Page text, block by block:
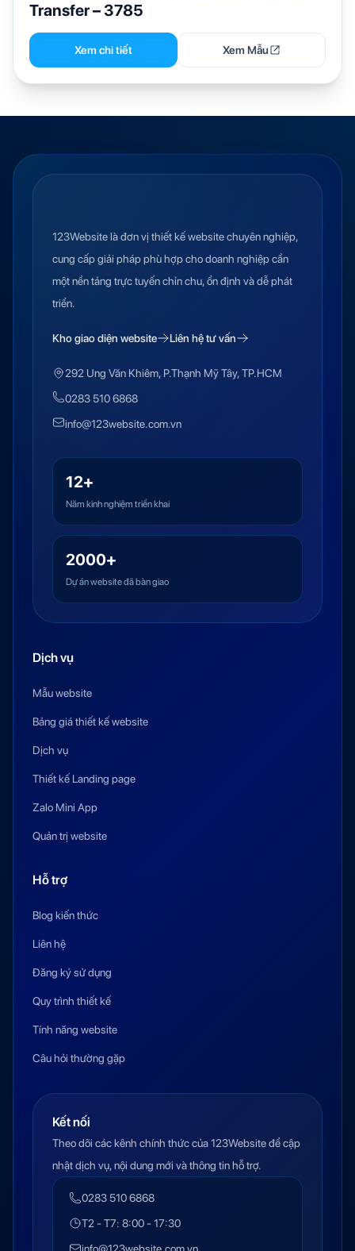
Transfer – 3785
Xem chi tiết Xem Mẫu
123Website là đơn vị thiết kế website chuyên nghiệp,
cung cấp giải pháp phù hợp cho doanh nghiệp cần
một nền tảng trực tuyến chỉn chu, ổn định và dễ phát
triển.
Kho giao diện website Liên hệ tư vấn
292 Ung Văn Khiêm, P.Thạnh Mỹ Tây, TP.HCM
0283 510 6868
info@123website.com.vn
12+
Năm kinh nghiệm triển khai
2000+
Dự án website đã bàn giao
Dịch vụ
Mẫu website
Bảng giá thiết kế website
Dịch vụ
Thiết kế Landing page
Zalo Mini App
Quản trị website
Hỗ trợ
Blog kiến thức
Liên hệ
Đăng ký sử dụng
Quy trình thiết kế
Tính năng website
Câu hỏi thường gặp
Kết nối
Theo dõi các kênh chính thức của 123Website để cập
nhật dịch vụ, nội dung mới và thông tin hỗ trợ.
0283 510 6868
T2 - T7: 8:00 - 17:30